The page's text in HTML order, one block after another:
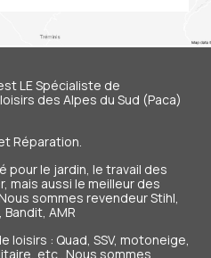
LE Spécialiste de
des Alpes du Sud (Paca)
Réparation.
pour le jardin, le travail des
aussi le meilleur des
sommes revendeur Stihl,
AMR
loisirs : Quad, SSV, motoneige,
etc.. Nous sommes